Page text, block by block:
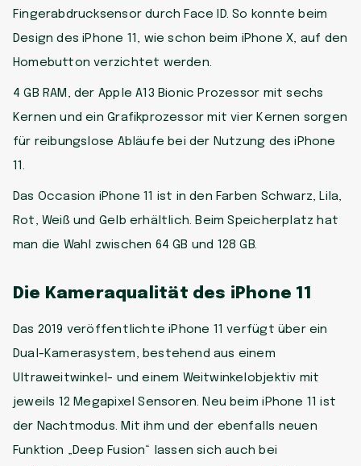
Fingerabdrucksensor durch Face ID. So konnte beim
Design des iPhone 11, wie schon beim iPhone X, auf den
Homebutton verzichtet werden.
4 GB RAM, der Apple A13 Bionic Prozessor mit sechs
Kernen und ein Grafikprozessor mit vier Kernen sorgen
für reibungslose Abläufe bei der Nutzung des iPhone
11.
Das Occasion iPhone 11 ist in den Farben Schwarz, Lila,
Rot, Weiß und Gelb erhältlich. Beim Speicherplatz hat
man die Wahl zwischen 64 GB und 128 GB.
Die Kameraqualität des iPhone 11
Das 2019 veröffentlichte iPhone 11 verfügt über ein
Dual-Kamerasystem, bestehend aus einem
Ultraweitwinkel- und einem Weitwinkelobjektiv mit
jeweils 12 Megapixel Sensoren. Neu beim iPhone 11 ist
der Nachtmodus. Mit ihm und der ebenfalls neuen
Funktion „Deep Fusion“ lassen sich auch bei